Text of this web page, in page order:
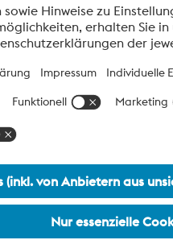
Wir verwenden einen Service
Videoinhalte einzubetten.
Ihren Aktivitäten sammeln.
durch und stimmen Sie der
Mehr Informationen